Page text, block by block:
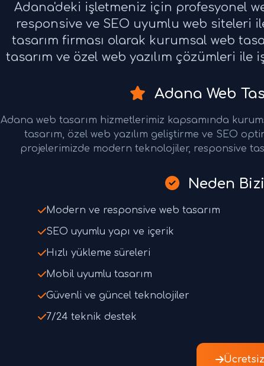
Adana'deki işletmeniz için profesyonel
responsive ve SEO uyumlu web siteleri
tasarım firması olarak kurumsal web
tasarım ve özel web yazılım çözümleri
Adana Web
Adana web tasarım hizmetlerimiz kapsamında
tasarım, özel web yazılım geliştirme ve SEO
projelerimizde modern teknolojiler, responsive
Neden
Modern ve responsive web tasarım
SEO uyumlu yapı ve içerik
Hızlı yükleme süreleri
Mobil uyumlu tasarım
Güvenli ve güncel teknolojiler
7/24 teknik destek